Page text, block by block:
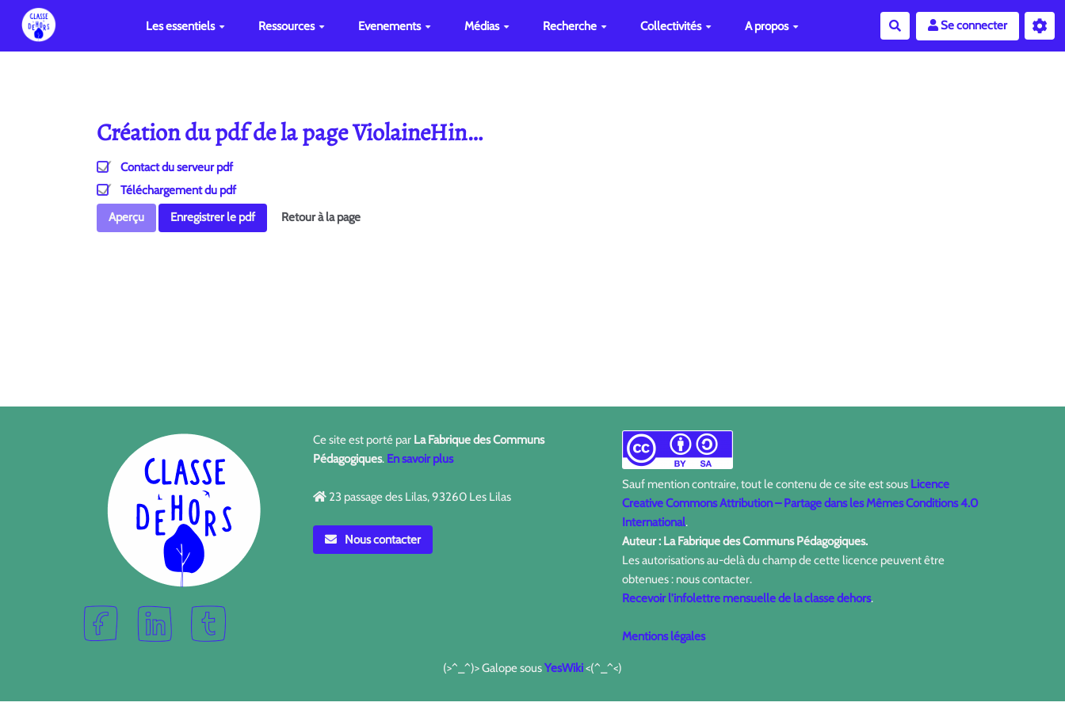
Les essentiels Ressources Evenements Médias Recherche Collectivités A propos RechercherSe connecter
Création du pdf de la page ViolaineHin…
Contact du serveur pdf
Téléchargement du pdf
Aperçu
Enregistrer le pdf Retour à la page
Ce site est porté par La Fabrique des Communs
Pédagogiques. En savoir plus
23 passage des Lilas, 93260 Les Lilas
Nous contacter
Sauf mention contraire, tout le contenu de ce site est sous Licence
Creative Commons Attribution – Partage dans les Mêmes Conditions 4.0
International.
Auteur : La Fabrique des Communs Pédagogiques.
Les autorisations au-delà du champ de cette licence peuvent être
obtenues : nous contacter.
Recevoir l'infolettre mensuelle de la classe dehors.
Mentions légales
(>^_^)> Galope sousYesWiki<(^_^<)